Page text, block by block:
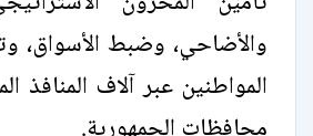
والأضاحي، وضبط الأسواق،
المواطنين عبر آلاف المنافذ